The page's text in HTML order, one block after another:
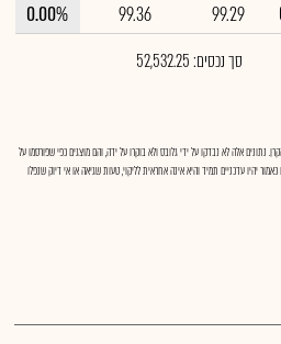
99.29
99.36
0.00%
סך נכסים: 52,532.25
נתונים אלה לא נבדקו על ידי גלובס ולא בוקרו על ידה, והם מוצגים כפי שפורסמו על
יהיו עדכניים תמיד והיא אינה אחראית לליקוי, טעות שגיאה או אי דיוק שנפלו